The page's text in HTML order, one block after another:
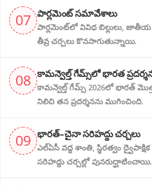
07 పార్లమెంట్ సమావేశాలు
పార్లమెంట్‌లో వివిధ బిల్లులు,
తీవ్ర చర్చలు కొనసాగుతున్నాయి.
08 కామన్వెల్త్ గేమ్స్‌లో భారత
కామన్వెల్త్ గేమ్స్ 2026లో భారత్
నిలిచి తన ప్రదర్శనను ముగించింది.
09 భారత్–చైనా సరిహద్దు చర్చలు
ఎల్‌ఏసీ వద్ద శాంతి, స్థిరత్వం
సరిహద్దు చర్చల్లో పునరుద్ఘాటించాయి.